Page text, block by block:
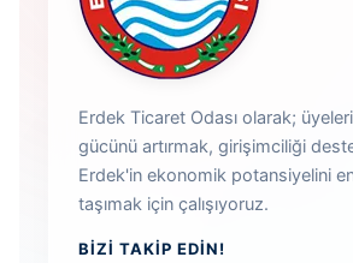
Erdek Ticaret Odası olarak;
gücünü artırmak, girişimciliği
Erdek'in ekonomik potansiyelini
taşımak için çalışıyoruz.
BIZI TAKIP EDIN!